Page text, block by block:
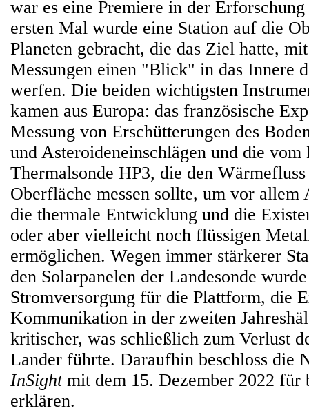
war es eine Premiere in der
ersten Mal wurde eine Station auf die
Planeten gebracht, die das Ziel hatte,
Messungen einen "Blick" in das Innere
werfen. Die beiden wichtigsten
kamen aus Europa: das französische
Messung von Erschütterungen des
und Asteroideneinschlägen und die
Thermalsonde HP3, die den
Oberfläche messen sollte, um vor allem
die thermale Entwicklung und die
oder aber vielleicht noch flüssigen
ermöglichen. Wegen immer stärkerer
den Solarpanelen der Landesonde
Stromversorgung für die Plattform, die
Kommunikation in der zweiten
kritischer, was schließlich zum Verlust
Lander führte. Daraufhin beschloss die
InSightmit dem 15. Dezember 2022 für
erklären.